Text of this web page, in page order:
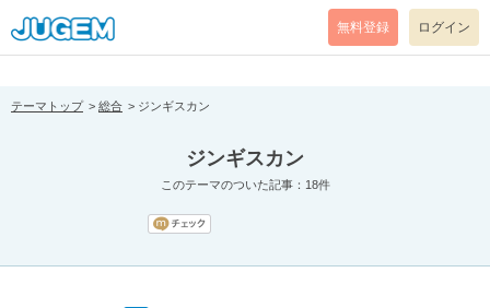
[pear_error: message="Success" code=0 mode=return level=notice
prefix="" info=""]
無料登録 ログイン
テーマトップ 総合 ジンギスカン
ジンギスカン
このテーマのついた記事：18件